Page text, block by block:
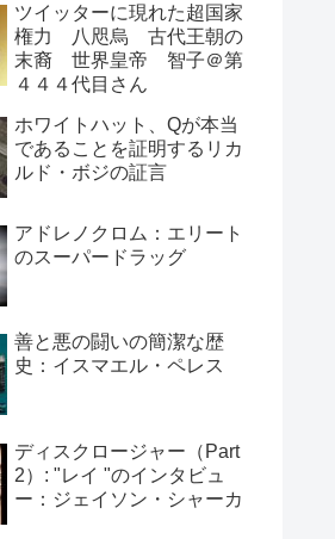
ツイッターに現れた超国家
権力 八咫烏 古代王朝の
末裔 世界皇帝 智子＠第
４４４代目さん
ホワイトハット、Qが本当
であることを証明するリカ
ルド・ボジの証言
アドレノクロム：エリート
のスーパードラッグ
善と悪の闘いの簡潔な歴
史：イスマエル・ペレス
ディスクロージャー（Part
2）: "レイ "のインタビュ
ー：ジェイソン・シャーカ